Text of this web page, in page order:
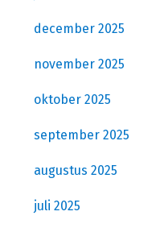
december 2025
november 2025
oktober 2025
september 2025
augustus 2025
juli 2025